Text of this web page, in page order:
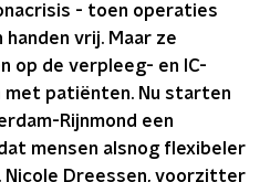
- toen operaties
vrij. Maar ze
op de verpleeg- en IC-
met patiënten. Nu starten
Rijnmond een
mensen alsnog flexibeler
Nicole Dreessen, voorzitter